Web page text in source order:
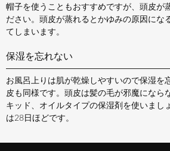
帽子を使うこともおすすめですが、頭皮が
ださい。頭皮が蒸れるとかゆみの原因にな
てしまいます。
保湿を忘れない
お風呂上りは肌が乾燥しやすいので保湿を
皮も同様です。頭皮は髪の毛が邪魔になら
キッド、オイルタイプの保湿剤を使いまし
は28日ほどです。